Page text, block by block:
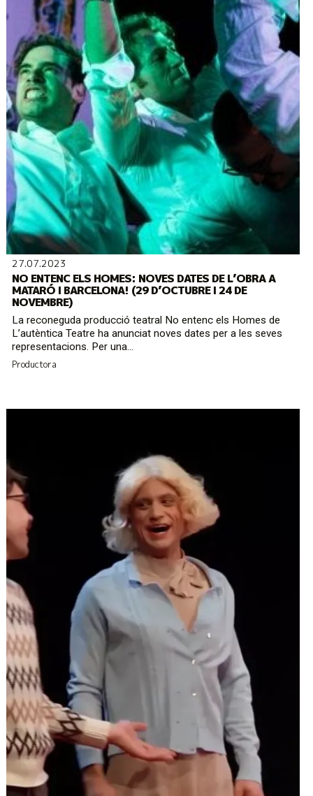
27.07.2023
NO ENTENC ELS HOMES: NOVES DATES DE L’OBRA A
MATARÓ I BARCELONA! (29 D’OCTUBRE I 24 DE
NOVEMBRE)
La reconeguda producció teatral No entenc els Homes de
L’autèntica Teatre ha anunciat noves dates per a les seves
representacions. Per una...
Productora